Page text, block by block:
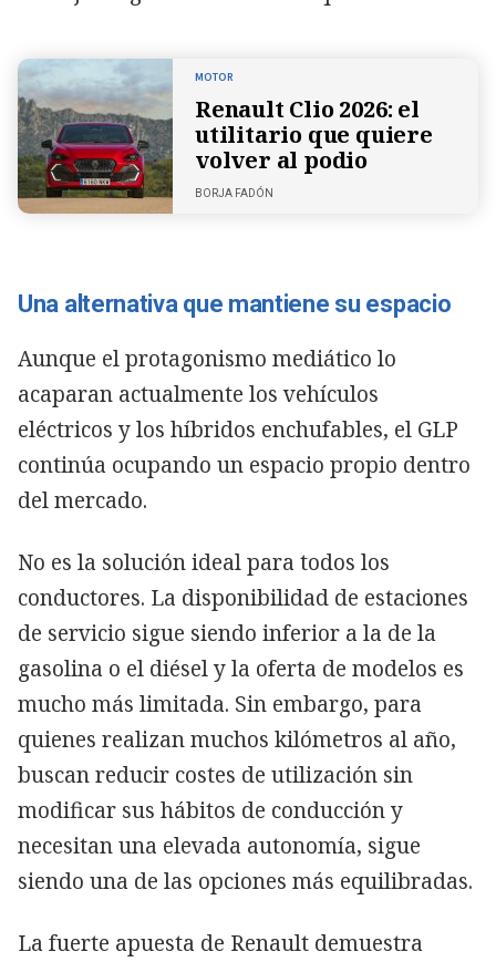
MOTOR
Renault Clio 2026: el
utilitario que quiere
volver al podio
BORJA FADÓN
Una alternativa que mantiene su espacio
Aunque el protagonismo mediático lo
acaparan actualmente los vehículos
eléctricos y los híbridos enchufables, el GLP
continúa ocupando un espacio propio dentro
del mercado.
No es la solución ideal para todos los
conductores. La disponibilidad de estaciones
de servicio sigue siendo inferior a la de la
gasolina o el diésel y la oferta de modelos es
mucho más limitada. Sin embargo, para
quienes realizan muchos kilómetros al año,
buscan reducir costes de utilización sin
modificar sus hábitos de conducción y
necesitan una elevada autonomía, sigue
siendo una de las opciones más equilibradas.
La fuerte apuesta de Renault demuestra